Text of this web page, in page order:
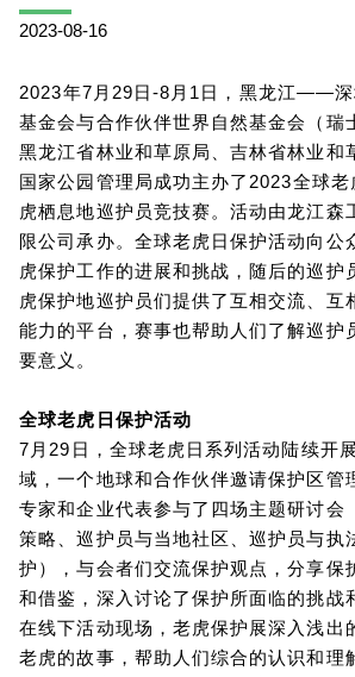
2023-08-16
2023年7月29日-8月1日，黑龙江——深
基金会与合作伙伴世界自然基金会（瑞
黑龙江省林业和草原局、吉林省林业和
国家公园管理局成功主办了2023全球
虎栖息地巡护员竞技赛。活动由龙江森
限公司承办。全球老虎日保护活动向公
虎保护工作的进展和挑战，随后的巡护
虎保护地巡护员们提供了互相交流、互
能力的平台，赛事也帮助人们了解巡护
要意义。
全球老虎日保护活动
7月29日，全球老虎日系列活动陆续开
域，一个地球和合作伙伴邀请保护区管
专家和企业代表参与了四场主题研讨会
策略、巡护员与当地社区、巡护员与执
护），与会者们交流保护观点，分享保
和借鉴，深入讨论了保护所面临的挑战
在线下活动现场，老虎保护展深入浅出
老虎的故事，帮助人们综合的认识和理